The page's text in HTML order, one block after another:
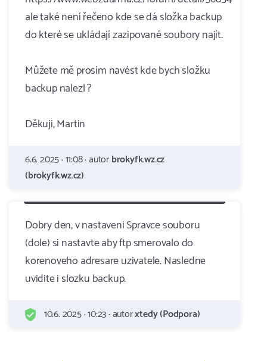
ale také není řečeno kde se dá složka backup
do které se ukládají zazipované soubory najít.
Můžete mě prosím navést kde bych složku
backup nalezl ?
Děkuji, Martin
6.6. 2025 · 11:08 · autorbrokyfk.wz.cz
(brokyfk.wz.cz)
Dobry den, v nastaveni Spravce souboru
(dole) si nastavte aby ftp smerovalo do
korenoveho adresare uzivatele. Nasledne
uvidite i slozku backup.
10.6. 2025 · 10:23 · autorxtedy (Podpora)